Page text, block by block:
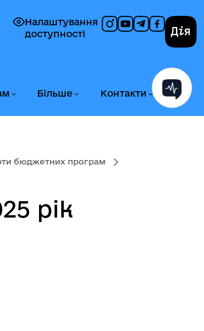
Налаштування
доступності
Більше Контакти
бюджетних програм
рік